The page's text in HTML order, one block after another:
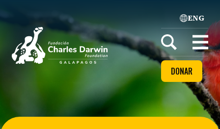
Home
ENG
Open
menu
DONAR